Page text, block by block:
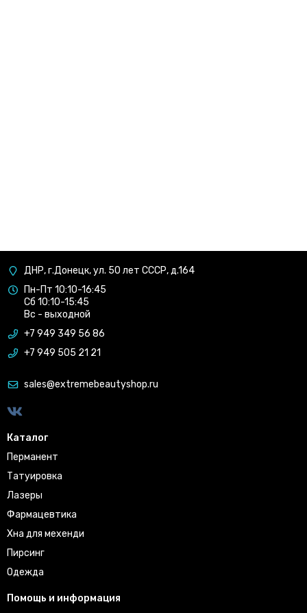
ДНР, г.Донецк, ул. 50 лет СССР, д.164
Пн-Пт 10:10-16:45
Сб 10:10-15:45
Вс - выходной
+7 949 349 56 86
+7 949 505 21 21
sales@extremebeautyshop.ru
Каталог
Перманент
Татуировка
Лазеры
Фармацевтика
Хна для мехенди
Пирсинг
Одежда
Помощь и информация